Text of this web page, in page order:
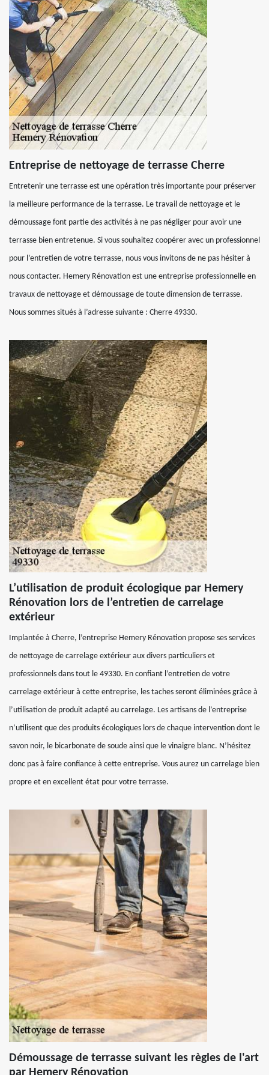
Entreprise de nettoyage de terrasse Cherre
Entretenir une terrasse est une opération très importante pour préserver
la meilleure performance de la terrasse. Le travail de nettoyage et le
démoussage font partie des activités à ne pas négliger pour avoir une
terrasse bien entretenue. Si vous souhaitez coopérer avec un professionnel
pour l’entretien de votre terrasse, nous vous invitons de ne pas hésiter à
nous contacter. Hemery Rénovation est une entreprise professionnelle en
travaux de nettoyage et démoussage de toute dimension de terrasse.
Nous sommes situés à l’adresse suivante : Cherre 49330.
L’utilisation de produit écologique par Hemery
Rénovation lors de l’entretien de carrelage
extérieur
Implantée à Cherre, l’entreprise Hemery Rénovation propose ses services
de nettoyage de carrelage extérieur aux divers particuliers et
professionnels dans tout le 49330. En confiant l’entretien de votre
carrelage extérieur à cette entreprise, les taches seront éliminées grâce à
l’utilisation de produit adapté au carrelage. Les artisans de l’entreprise
n’utilisent que des produits écologiques lors de chaque intervention dont le
savon noir, le bicarbonate de soude ainsi que le vinaigre blanc. N’hésitez
donc pas à faire confiance à cette entreprise. Vous aurez un carrelage bien
propre et en excellent état pour votre terrasse.
Démoussage de terrasse suivant les règles de l'art
par Hemery Rénovation